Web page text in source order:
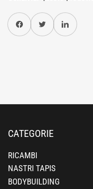
Condividi su FacebookTwitterCondividi su Pinterest
CATEGORIE
RICAMBI
NASTRI TAPIS
BODYBUILDING